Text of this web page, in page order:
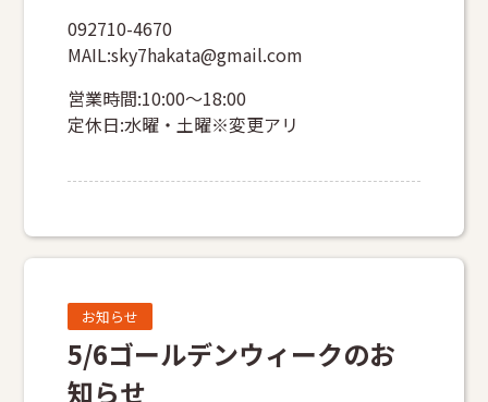
092710-4670
MAIL:sky7hakata@gmail.com
営業時間:10:00～18:00
定休日:水曜・土曜※変更アリ
お知らせ
5/6ゴールデンウィークのお
知らせ